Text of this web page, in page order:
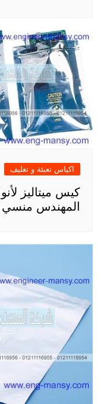
اكياس تعبئة و تغليف
كيس ميتاليز
المهندس منسي